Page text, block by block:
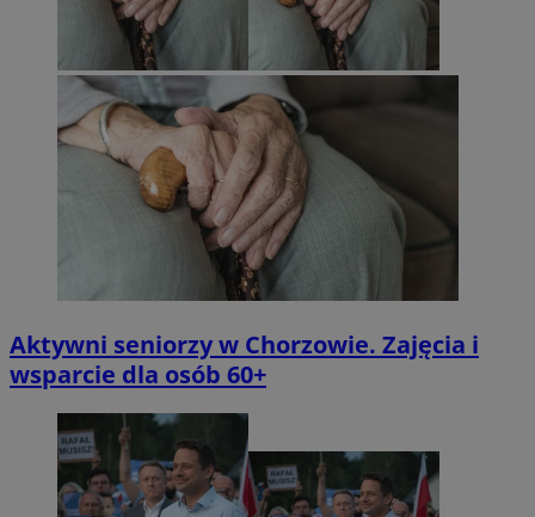
Aktywni seniorzy w Chorzowie. Zajęcia i
wsparcie dla osób 60+